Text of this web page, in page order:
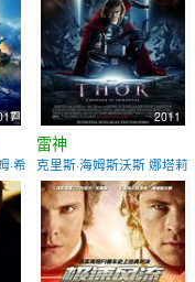
·希德勒斯頓
2011
雷神
克里斯·海姆斯沃斯 娜塔莉